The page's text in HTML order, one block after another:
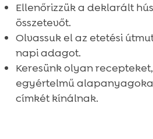
Ellenőrizzük a deklarált
összetevőt.
Olvassuk el az etetési
napi adagot.
Keresünk olyan
egyértelmű
címkét kínálnak.